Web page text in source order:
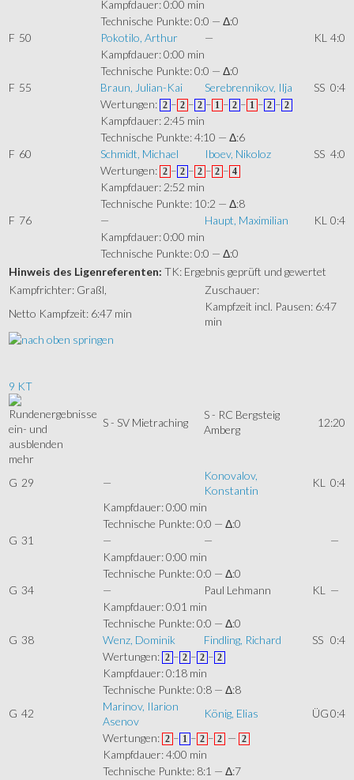
Kampfdauer: 0:00 min
Technische Punkte: 0:0 — Δ:0
F 50 Pokotilo, Arthur — KL 4:0
Kampfdauer: 0:00 min
Technische Punkte: 0:0 — Δ:0
F 55 Braun, Julian-Kai Serebrennikov, Ilja SS 0:4
Wertungen: 2 – 2 – 2 – 1 – 2 – 1 – 2 – 2
Kampfdauer: 2:45 min
Technische Punkte: 4:10 — Δ:6
F 60 Schmidt, Michael Iboev, Nikoloz SS 4:0
Wertungen: 2 – 2 – 2 – 2 – 4
Kampfdauer: 2:52 min
Technische Punkte: 10:2 — Δ:8
F 76 — Haupt, Maximilian KL 0:4
Kampfdauer: 0:00 min
Technische Punkte: 0:0 — Δ:0
Hinweis des Ligenreferenten: TK: Ergebnis geprüft und gewertet
Kampfrichter: Graßl,
Zuschauer:
Netto Kampfzeit: 6:47 min
Kampfzeit incl. Pausen: 6:47
min
9 KT
mehr
S - SV Mietraching
S - RC Bergsteig
Amberg
12:20
G 29 —
Konovalov,
Konstantin
KL
0:4
Kampfdauer: 0:00 min
Technische Punkte: 0:0 — Δ:0
G 31 — —
—
Kampfdauer: 0:00 min
Technische Punkte: 0:0 — Δ:0
G 34 — Paul Lehmann KL
—
Kampfdauer: 0:01 min
Technische Punkte: 0:0 — Δ:0
G 38 Wenz, Dominik Findling, Richard SS 0:4
Wertungen: 2 – 2 – 2 – 2
Kampfdauer: 0:18 min
Technische Punkte: 0:8 — Δ:8
G 42
Marinov, Ilarion
Asenov
König, Elias ÜG0:4
Wertungen: 2 – 1 – 2 – 2 — 2
Kampfdauer: 4:00 min
Technische Punkte: 8:1 — Δ:7